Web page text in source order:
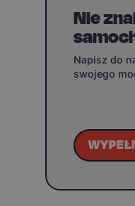
Nie
Napisz do
swojego